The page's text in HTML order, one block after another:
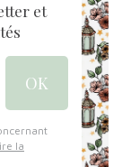
et
la